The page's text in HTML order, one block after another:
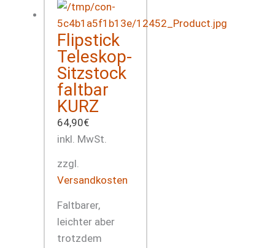
Flipstick
Teleskop-
Sitzstock
faltbar
KURZ
64,90€
inkl. MwSt.
zzgl.
Versandkosten
Faltbarer,
leichter aber
trotzdem